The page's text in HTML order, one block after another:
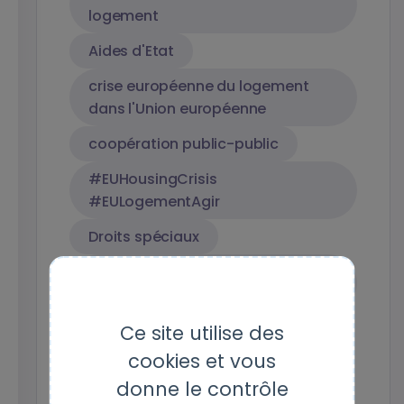
logement
Aides d'Etat
crise européenne du logement
dans l'Union européenne
coopération public-public
#EUHousingCrisis
#EULogementAgir
Droits spéciaux
Marchés publics
Coopération internationale
Services sociaux d'intérêt général
Ce site utilise des
cookies et vous
donne le contrôle